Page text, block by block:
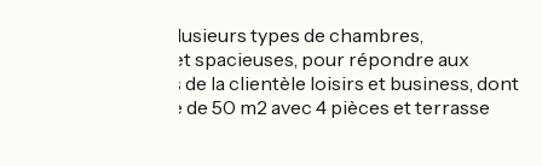
L’hôtel propose plusieurs types de chambres,
contemporaines et spacieuses, pour répondre aux
différents besoins de la clientèle loisirs et business, dont
une Suite Prestige de 50 m2 avec 4 pièces et terrasse